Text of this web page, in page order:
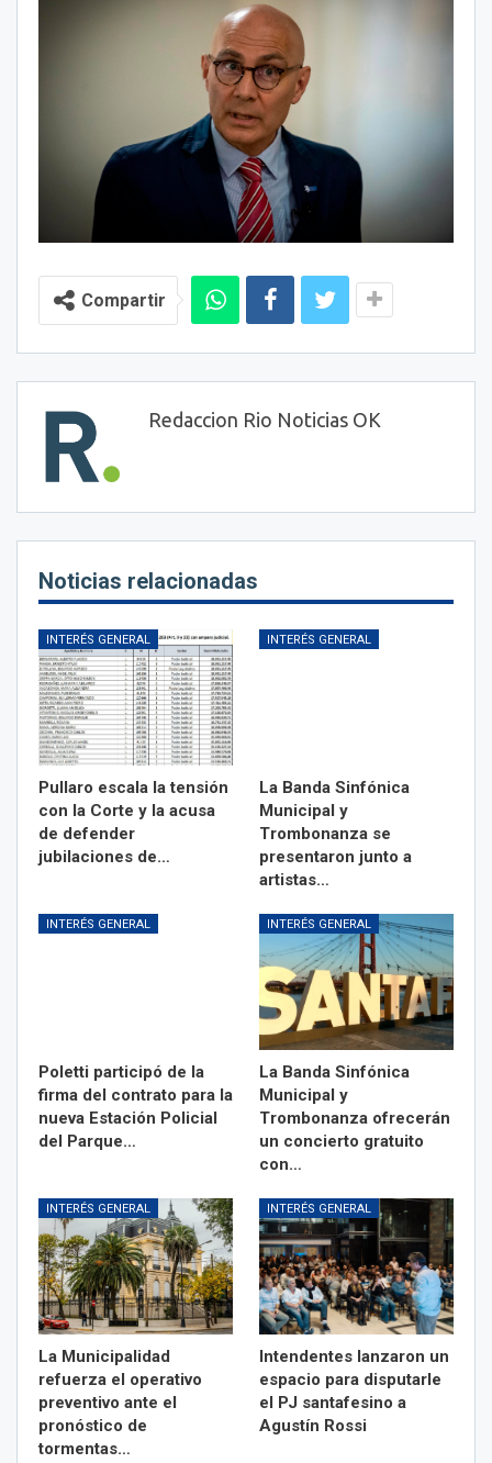
Compartir
Redaccion Rio Noticias OK
Noticias relacionadas
INTERÉS GENERAL
Pullaro escala la tensión
con la Corte y la acusa
de defender
jubilaciones de…
INTERÉS GENERAL
La Banda Sinfónica
Municipal y
Trombonanza se
presentaron junto a
artistas…
INTERÉS GENERAL
Poletti participó de la
firma del contrato para la
nueva Estación Policial
del Parque…
INTERÉS GENERAL
La Banda Sinfónica
Municipal y
Trombonanza ofrecerán
un concierto gratuito
con…
INTERÉS GENERAL
La Municipalidad
refuerza el operativo
preventivo ante el
pronóstico de
tormentas…
INTERÉS GENERAL
Intendentes lanzaron un
espacio para disputarle
el PJ santafesino a
Agustín Rossi